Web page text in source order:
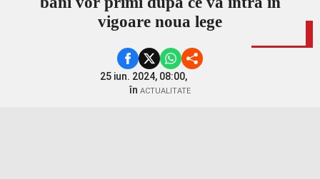
vigoare noua lege
25 iun. 2024, 08:00,
în ACTUALITATE